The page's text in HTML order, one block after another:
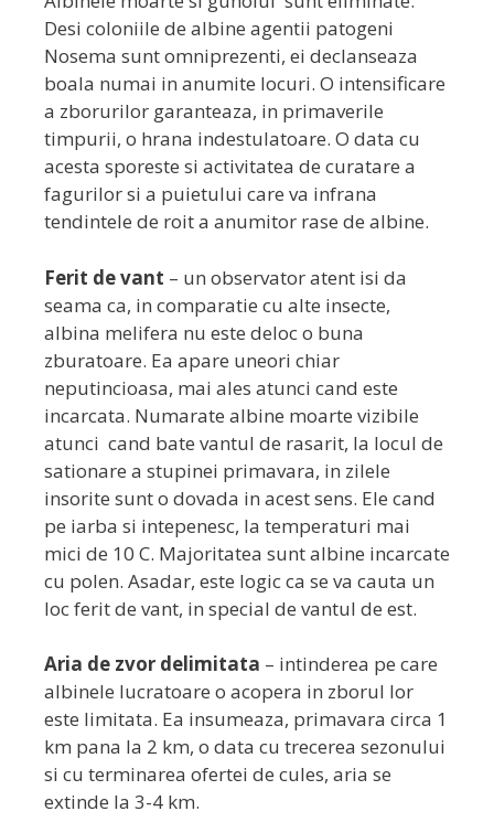
Desi coloniile de albine agentii patogeni
Nosema sunt omniprezenti, ei declanseaza
boala numai in anumite locuri. O intensificare
a zborurilor garanteaza, in primaverile
timpurii, o hrana indestulatoare. O data cu
acesta sporeste si activitatea de curatare a
fagurilor si a puietului care va infrana
tendintele de roit a anumitor rase de albine.
Ferit de vant – un observator atent isi da
seama ca, in comparatie cu alte insecte,
albina melifera nu este deloc o buna
zburatoare. Ea apare uneori chiar
neputincioasa, mai ales atunci cand este
incarcata. Numarate albine moarte vizibile
atunci cand bate vantul de rasarit, la locul de
sationare a stupinei primavara, in zilele
insorite sunt o dovada in acest sens. Ele cand
pe iarba si intepenesc, la temperaturi mai
mici de 10 C. Majoritatea sunt albine incarcate
cu polen. Asadar, este logic ca se va cauta un
loc ferit de vant, in special de vantul de est.
Aria de zvor delimitata – intinderea pe care
albinele lucratoare o acopera in zborul lor
este limitata. Ea insumeaza, primavara circa 1
km pana la 2 km, o data cu trecerea sezonului
si cu terminarea ofertei de cules, aria se
extinde la 3-4 km.